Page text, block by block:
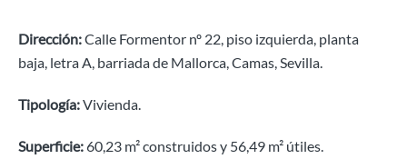
Dirección:Calle Formentor nº 22, piso izquierda, planta
baja, letra A, barriada de Mallorca, Camas, Sevilla.
Tipología:Vivienda.
Superficie:60,23 m² construidos y 56,49 m² útiles.